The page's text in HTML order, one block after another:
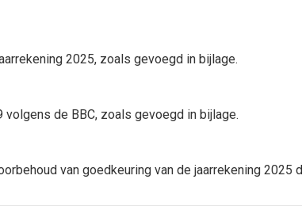
2025, zoals gevoegd in bijlage.
de BBC, zoals gevoegd in bijlage.
van goedkeuring van de jaarrekening 2025